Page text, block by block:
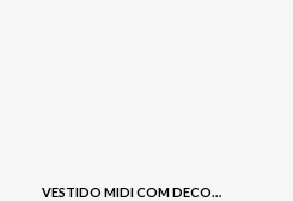
VESTIDO MIDI COM DECOTE DEGAGE - PRATA